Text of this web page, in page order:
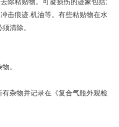
击痕迹.机油等。有些粘贴物在水
清除。
。
杂物并记录在《复合气瓶外观检